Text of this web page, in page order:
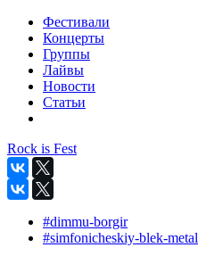
Фестивали
Концерты
Группы
Лайвы
Новости
Статьи
Rock is Fest
#dimmu-borgir
#simfonicheskiy-blek-metal